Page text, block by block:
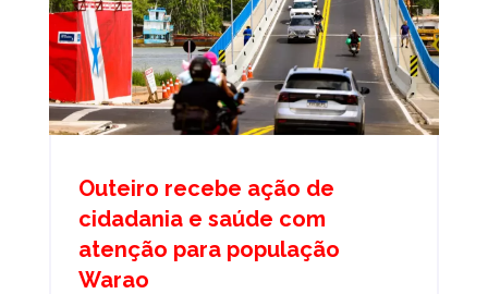
Outeiro recebe ação de
cidadania e saúde com
atenção para população
Warao